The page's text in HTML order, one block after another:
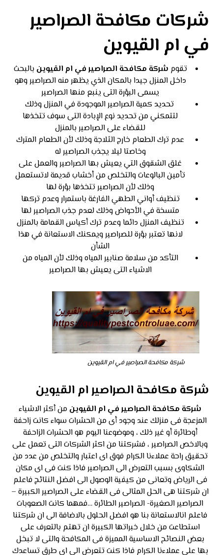
شركات مكافحة الصراصير
في ام القيوين
تقوم شركة مكافحة الصراصير في ام القيوين بالبحث
داخل المنزل جيدا بالمكان الذي يظهر منه الصراصير وهو
يسمى البؤرة التى ينبع منها الصراصير
تحديد كمية الصراصير الموجودة في المنزل وذلك
لتتمكني من تحديد نوع الإبادة التى سوف تتخذها
للقضاء على الصراصير بالمنزل
عدم ترك الطعام خارج الثلاجة وذلك لأن الطعام المترك
وخاصتا ليلا يجذب الصراصير له
غلق الشقوق التي يعيش بها الصراصير والعمل على
تأمين البالوعات والتخلص من أخشاب قديمة لاتستعمل
وذلك لأن الصراصير تتخذها بؤرة لها
تنظيف أواني الطهي الفارغة باستمرار وعدم تركها
متسخة في الأحواض وذلك لعدم جذب الصراصير لها
تنظيف المنزل دائما وعدم ترك أكياس القمامة بالمنزل
لانها تعتبر بؤرة للصراصير ويمكنك الاستعانة في هذا
الشأن
التأكد من سلامة صنابير المياه وذلك لأن المياه من
الاشياء التى يعيش بها الصراصير
شركة مكافحة الصراصير في ام القيوين
شركة مكافحة الصراصير ام القيوين
شركة مكافحة الصراصير في ام القيوين من أكثر الاشياء
المزعجة فى منزلك عند وجود أى من الحشرات سواء كانت زاحفة
أوطائرة أو غير ذلك ، وموضوعنا اليوم هو الحشرات الزاحفة
وبالاخص الصراصير ، فشركتنا من اكثر الشركات التى تعمل على
تحقيق راحة عملاءنا الكرام فوق اى اعتبار والتخلص من عدد من
الشكاوى بسبب التعرض الى الصراصير فاذا كنت فى اى مكان
فى الرياض وتعانى من كيفية الوصول الى افضل النتائج فاعلم
ان شركتنا هى الحل المثالى فى القضاء على الصراصير الكبيرة –
الصراصير الصغيرة- الصراصير الطائرة …فمهما كانت الصعوبات
فاعلم انالاستعانة بنا هو افضل الحلول بالاضافة الى ان شركتنا
استطاعت من خلال خبراتها الكبيرة ان تهتم بالتعرف على
بعض النصائح الاساسية المميزة فى المكافحة والتى لا تبخل
بها على عملاءنا الكرام فاذا كنت تتعرض الى اى طرق تساعدك